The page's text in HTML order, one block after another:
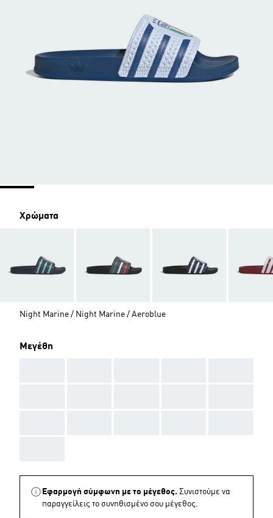
Χρώματα
Night Marine / Night Marine / Aeroblue
Μεγέθη
Εφαρμογή σύμφωνη με το μέγεθος. Συνιστούμε να
παραγγείλεις το συνηθισμένο σου μέγεθος.